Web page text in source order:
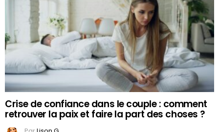
Crise de confiance dans le couple : comment
retrouver la paix et faire la part des choses ?